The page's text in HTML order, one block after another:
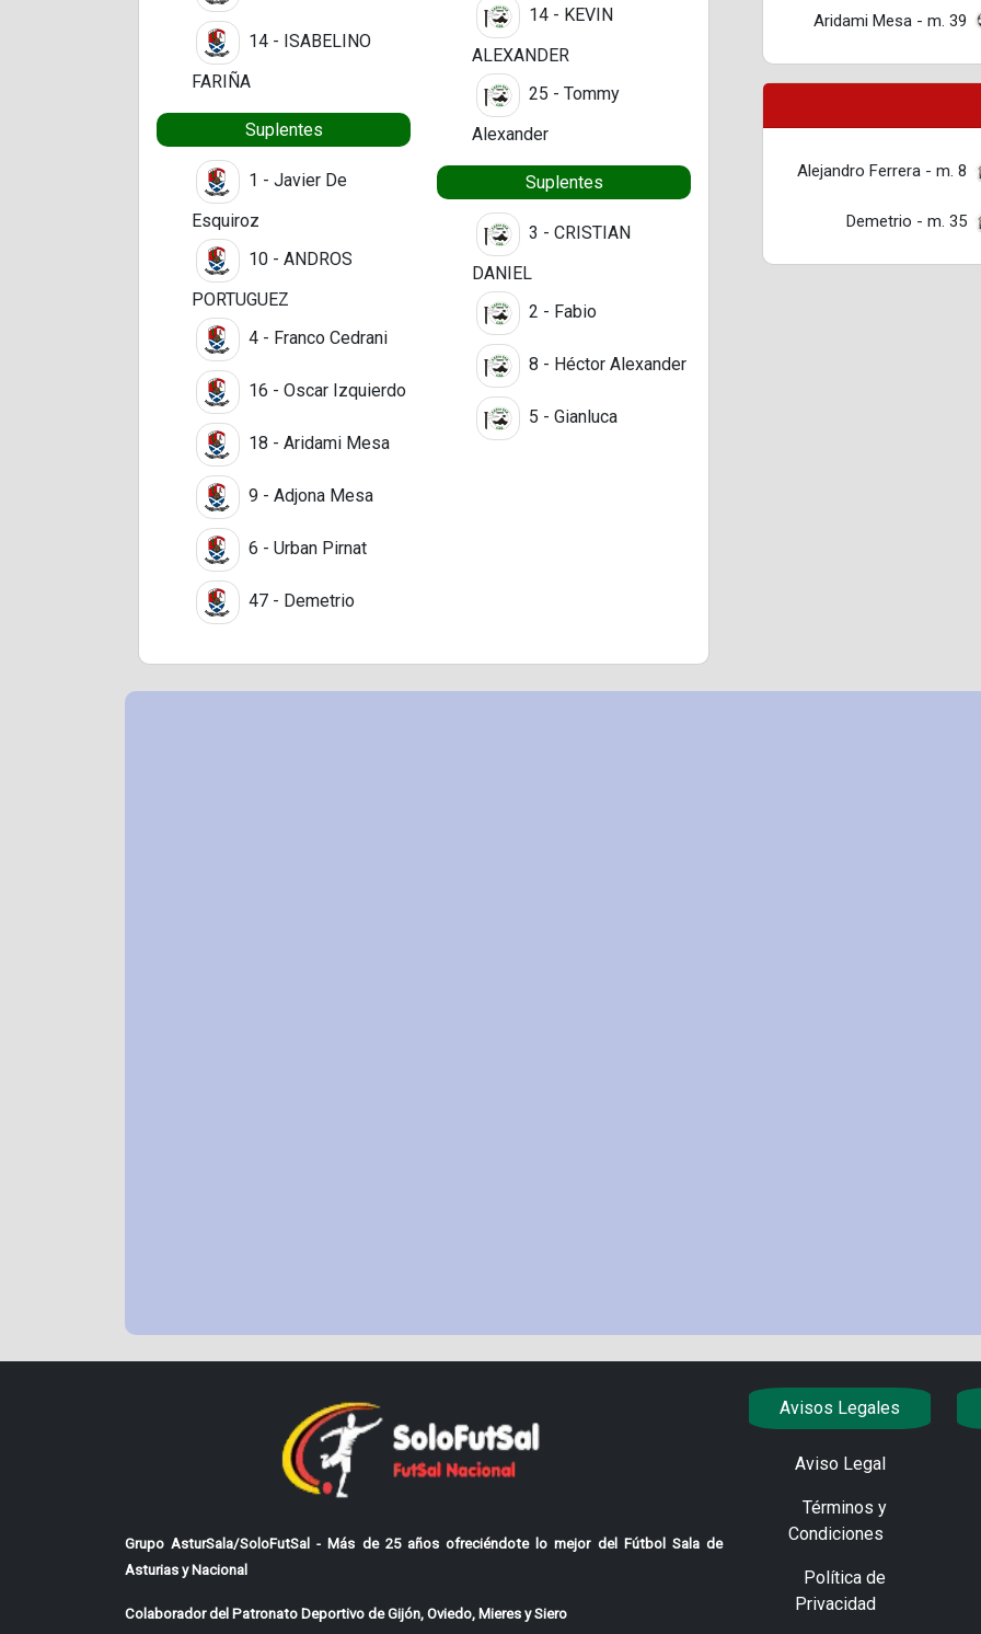
14 - ISABELINO
FARIÑA
Suplentes
1 - Javier De
Esquiroz
10 - ANDROS
PORTUGUEZ
4 - Franco Cedrani
16 - Oscar Izquierdo
18 - Aridami Mesa
9 - Adjona Mesa
6 - Urban Pirnat
47 - Demetrio
14 - KEVIN
ALEXANDER
25 - Tommy
Alexander
Suplentes
3 - CRISTIAN
DANIEL
2 - Fabio
8 - Héctor Alexander
5 - Gianluca
Aridami Mesa - m. 39
Alejandro Ferrera - m. 8
Demetrio - m. 35
Grupo AsturSala/SoloFutSal - Más de 25 años ofreciéndote lo mejor del Fútbol Sala de
Asturias y Nacional
Colaborador del Patronato Deportivo de Gijón, Oviedo, Mieres y Siero
Avisos Legales
Aviso Legal
Términos y
Condiciones
Política de
Privacidad